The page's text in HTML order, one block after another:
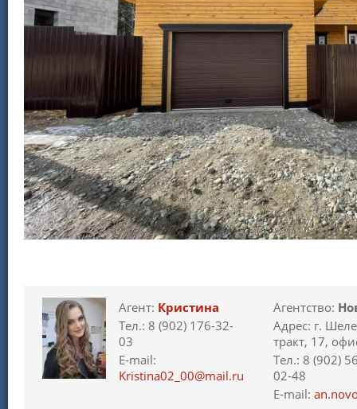
Агент: Кристина
Тел.: 8 (902) 176-32-
03
E-mail:
Kristina02_00@mail.ru
Агентство:
Адрес: г.
тракт, 17,
Тел.: 8 (902)
02-48
E-mail: